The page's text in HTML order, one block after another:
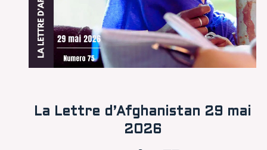
La Lettre d’Afghanistan 29 mai
2026